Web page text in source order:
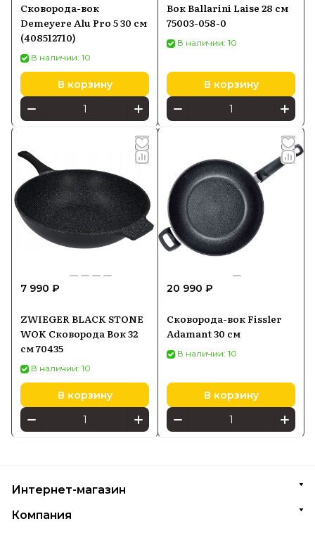
Сковорода-вок
Demeyere Alu Pro 5 30 см
(408512710)
В наличии: 10
В корзину
Вок Ballarini Laise 28 см
75003-058-0
В наличии: 10
В корзину
7 990 ₽
ZWIEGER BLACK STONE
WOK Сковорода Вок 32
см 70435
В наличии: 10
В корзину
20 990 ₽
Сковорода-вок Fissler
Adamant 30 см
В наличии: 10
В корзину
Интернет-магазин
Компания